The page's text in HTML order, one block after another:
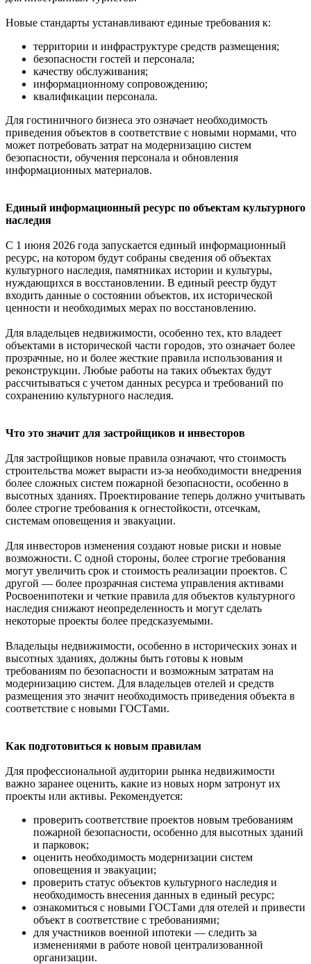
Новые стандарты устанавливают единые требования к:
территории и инфраструктуре средств размещения;
безопасности гостей и персонала;
качеству обслуживания;
информационному сопровождению;
квалификации персонала.
Для гостиничного бизнеса это означает необходимость
приведения объектов в соответствие с новыми нормами, что
может потребовать затрат на модернизацию систем
безопасности, обучения персонала и обновления
информационных материалов.
Единый информационный ресурс по объектам культурного
наследия
С 1 июня 2026 года запускается единый информационный
ресурс, на котором будут собраны сведения об объектах
культурного наследия, памятниках истории и культуры,
нуждающихся в восстановлении. В единый реестр будут
входить данные о состоянии объектов, их исторической
ценности и необходимых мерах по восстановлению.
Для владельцев недвижимости, особенно тех, кто владеет
объектами в исторической части городов, это означает более
прозрачные, но и более жесткие правила использования и
реконструкции. Любые работы на таких объектах будут
рассчитываться с учетом данных ресурса и требований по
сохранению культурного наследия.
Что это значит для застройщиков и инвесторов
Для застройщиков новые правила означают, что стоимость
строительства может вырасти из-за необходимости внедрения
более сложных систем пожарной безопасности, особенно в
высотных зданиях. Проектирование теперь должно учитывать
более строгие требования к огнестойкости, отсечкам,
системам оповещения и эвакуации.
Для инвесторов изменения создают новые риски и новые
возможности. С одной стороны, более строгие требования
могут увеличить срок и стоимость реализации проектов. С
другой — более прозрачная система управления активами
Росвоенипотеки и четкие правила для объектов культурного
наследия снижают неопределенность и могут сделать
некоторые проекты более предсказуемыми.
Владельцы недвижимости, особенно в исторических зонах и
высотных зданиях, должны быть готовы к новым
требованиям по безопасности и возможным затратам на
модернизацию систем. Для владельцев отелей и средств
размещения это значит необходимость приведения объекта в
соответствие с новыми ГОСТами.
Как подготовиться к новым правилам
Для профессиональной аудитории рынка недвижимости
важно заранее оценить, какие из новых норм затронут их
проекты или активы. Рекомендуется:
проверить соответствие проектов новым требованиям
пожарной безопасности, особенно для высотных зданий
и парковок;
оценить необходимость модернизации систем
оповещения и эвакуации;
проверить статус объектов культурного наследия и
необходимость внесения данных в единый ресурс;
ознакомиться с новыми ГОСТами для отелей и привести
объект в соответствие с требованиями;
для участников военной ипотеки — следить за
изменениями в работе новой централизованной
организации.